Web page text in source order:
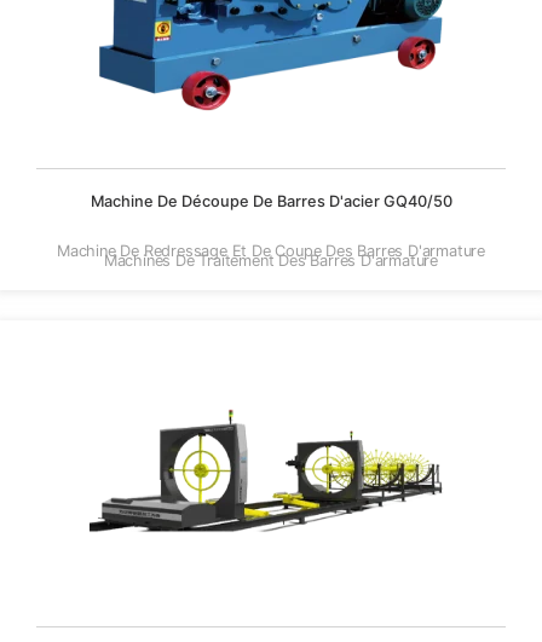
Machine De Découpe De Barres D'acier GQ40/50
Machine De Redressage Et De Coupe Des Barres D'armature
Machines De Traitement Des Barres D'armature